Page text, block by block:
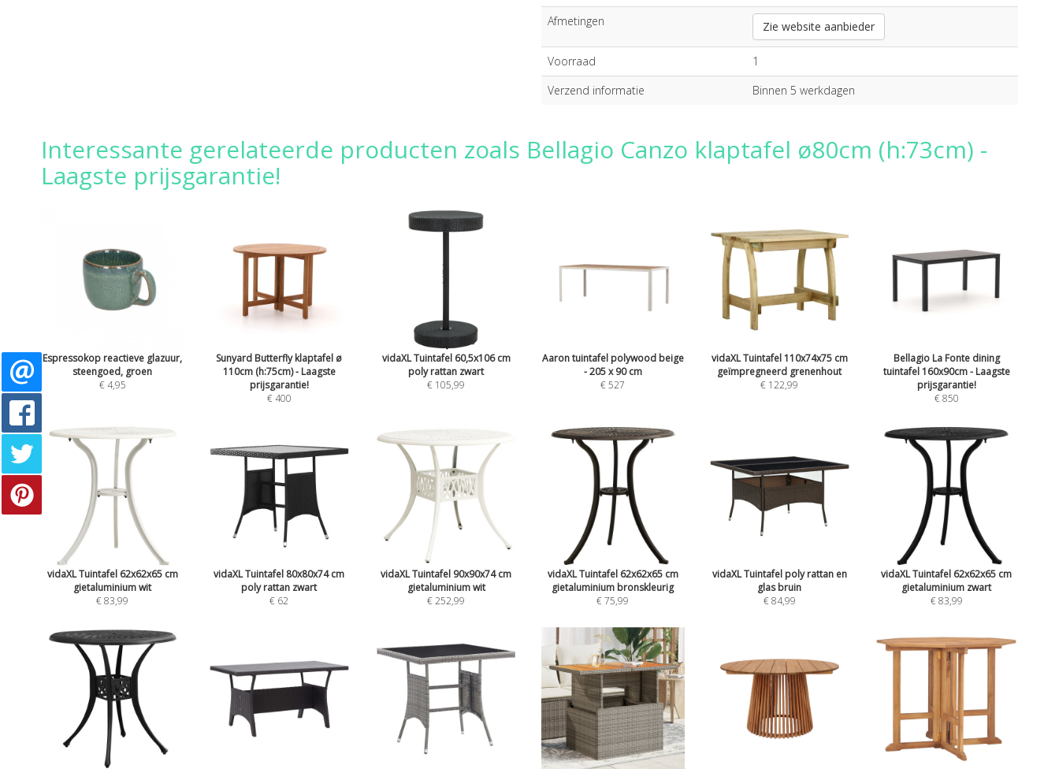
Afmetingen
Zie website aanbieder
Voorraad
1
Verzend informatie
Binnen 5 werkdagen
Interessante gerelateerde producten zoals Bellagio Canzo klaptafel ø80cm (h:73cm) -
Laagste prijsgarantie!
Espressokop reactieve glazuur,
steengoed, groen
€ 4,95
Sunyard Butterfly klaptafel ø
110cm (h:75cm) - Laagste
prijsgarantie!
€ 400
vidaXL Tuintafel 60,5x106 cm
poly rattan zwart
€ 105,99
Aaron tuintafel polywood beige
- 205 x 90 cm
€ 527
vidaXL Tuintafel 110x74x75 cm
geïmpregneerd grenenhout
€ 122,99
Bellagio La Fonte dining
tuintafel 160x90cm - Laagste
prijsgarantie!
€ 850
vidaXL Tuintafel 62x62x65 cm
gietaluminium wit
€ 83,99
vidaXL Tuintafel 80x80x74 cm
poly rattan zwart
€ 62
vidaXL Tuintafel 90x90x74 cm
gietaluminium wit
€ 252,99
vidaXL Tuintafel 62x62x65 cm
gietaluminium bronskleurig
€ 75,99
vidaXL Tuintafel poly rattan en
glas bruin
€ 84,99
vidaXL Tuintafel 62x62x65 cm
gietaluminium zwart
€ 83,99